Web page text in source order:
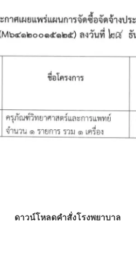
ดาวน์โหลดคำสั่งโรงพยาบาล